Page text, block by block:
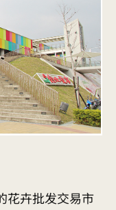
花卉批发交易市